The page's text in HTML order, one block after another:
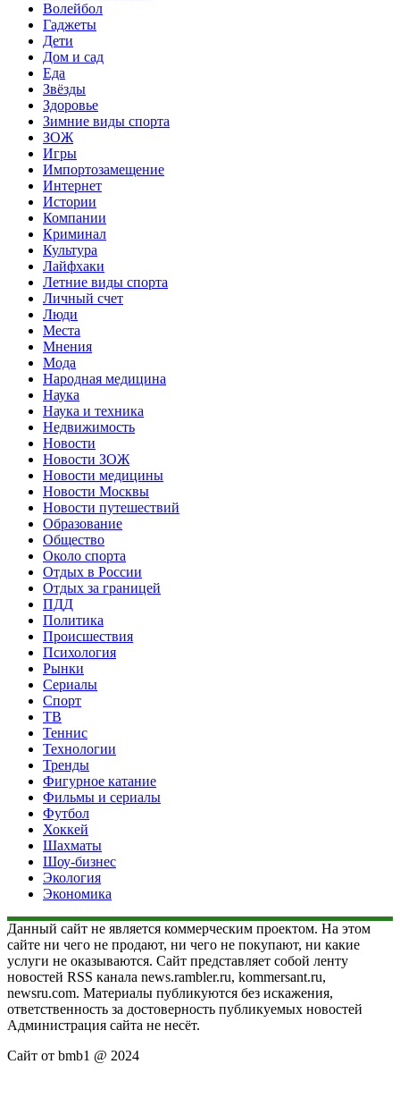
Волейбол
Гаджеты
Дети
Дом и сад
Еда
Звёзды
Здоровье
Зимние виды спорта
ЗОЖ
Игры
Импортозамещение
Интернет
Истории
Компании
Криминал
Культура
Лайфхаки
Летние виды спорта
Личный счет
Люди
Места
Мнения
Мода
Народная медицина
Наука
Наука и техника
Недвижимость
Новости
Новости ЗОЖ
Новости медицины
Новости Москвы
Новости путешествий
Образование
Общество
Около спорта
Отдых в России
Отдых за границей
ПДД
Политика
Происшествия
Психология
Рынки
Сериалы
Спорт
ТВ
Теннис
Технологии
Тренды
Фигурное катание
Фильмы и сериалы
Футбол
Хоккей
Шахматы
Шоу-бизнес
Экология
Экономика
Данный сайт не является коммерческим проектом. На этом
сайте ни чего не продают, ни чего не покупают, ни какие
услуги не оказываются. Сайт представляет собой ленту
новостей RSS канала news.rambler.ru, kommersant.ru,
newsru.com. Материалы публикуются без искажения,
ответственность за достоверность публикуемых новостей
Администрация сайта не несёт.
Сайт от bmb1 @ 2024